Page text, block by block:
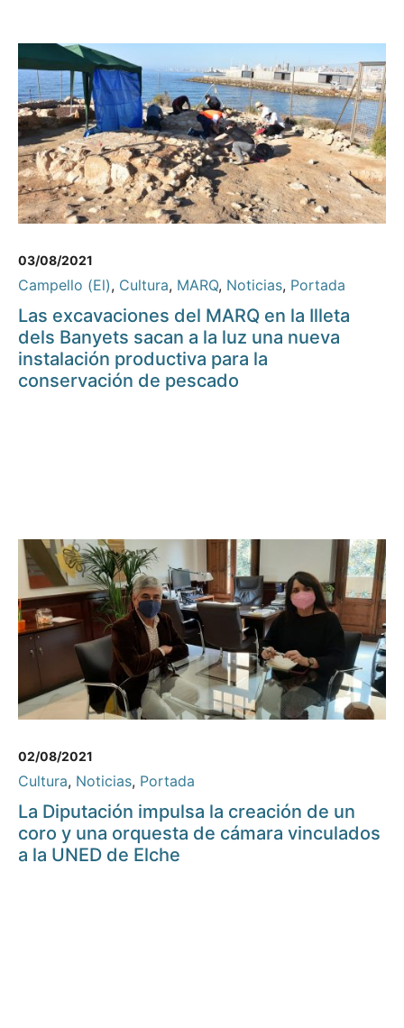
03/08/2021
Campello (El), Cultura, MARQ, Noticias, Portada
Las excavaciones del MARQ en la Illeta
dels Banyets sacan a la luz una nueva
instalación productiva para la
conservación de pescado
02/08/2021
Cultura, Noticias, Portada
La Diputación impulsa la creación de un
coro y una orquesta de cámara vinculados
a la UNED de Elche